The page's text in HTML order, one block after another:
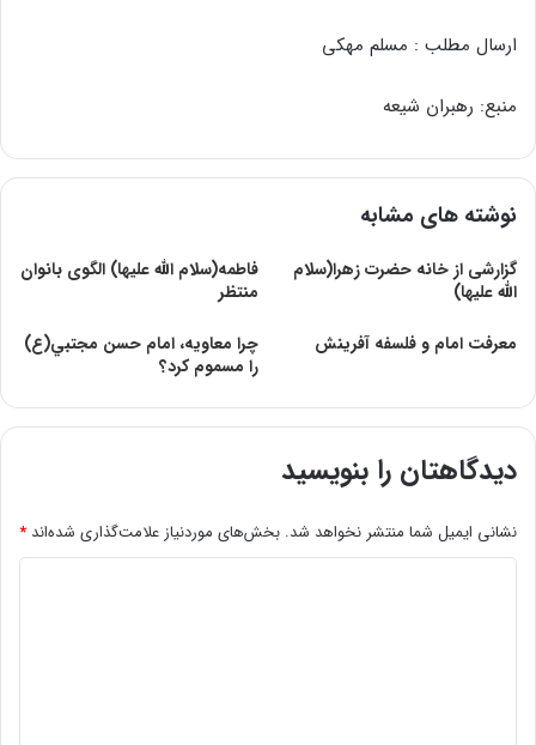
ارسال مطلب : مسلم مهکی
منبع: رهبران شیعه
نوشته های مشابه
گزارشى از خانه حضرت زهرا(سلام
الله علیها)
فاطمه(سلام الله علیها) الگوی بانوان
منتظر
معرفت امام و فلسفه آفرینش
چرا معاويه، امام حسن مجتبي(ع)
را مسموم كرد؟
دیدگاهتان را بنویسید
نشانی ایمیل شما منتشر نخواهد شد. بخش‌های موردنیاز علامت‌گذاری شده‌اند *